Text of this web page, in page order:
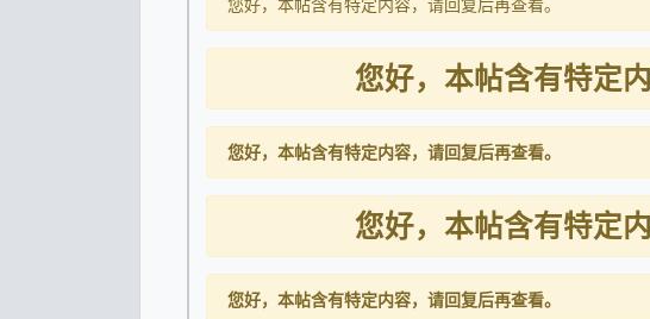
您好，本帖含有特定
您好，本帖含有特定内容，请回复后再查看。
您好，本帖含有特定
您好，本帖含有特定内容，请回复后再查看。